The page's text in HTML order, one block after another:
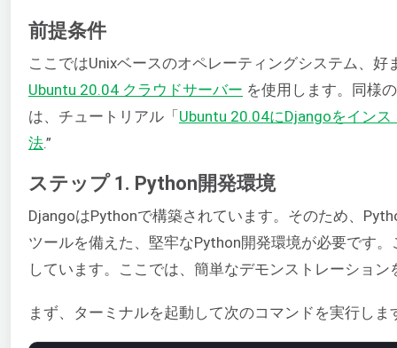
前提条件
ここではUnixベースのオペレーティングシステム、
Ubuntu 20.04 クラウドサーバー を使用します。同様
は、チュートリアル「Ubuntu 20.04にDjangoをイン
法.”
ステップ 1. Python開発環境
DjangoはPythonで構築されています。そのため、
ツールを備えた、堅牢なPython開発環境が必要です
しています。ここでは、簡単なデモンストレーション
まず、ターミナルを起動して次のコマンドを実行しま